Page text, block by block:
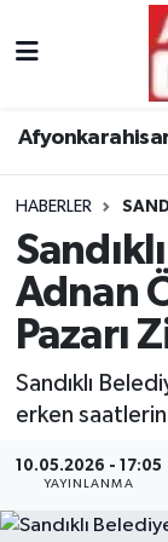
HABERLER
Adnan
Pazarı
Sandıklı
erken
10.05.2026 - 17:05
YAYINLANMA
Nöbetçi
Trafik
Süper Lig
Tüm
Son
Haber